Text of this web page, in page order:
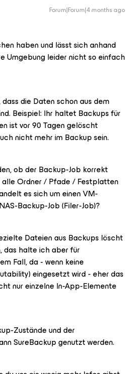
Forum|Forum|4 months ago
haben und lässt sich anhand
Umgebung leider nicht so einfach
die Daten schon aus dem
Beispiel: Ihr haltet Backups für
ist vor 90 Tagen gelöscht
nicht mehr im Backup sein.
ob der Backup-Job korrekt
Ordner / Pfade / Festplatten
es sich um einen VM-
Backup-Job (Filer-Job)?
Dateien aus Backups löscht
das halte ich aber für
Fall, da - wenn keine
eingesetzt wird - eher das
nur einzelne In-App-Elemente
Zustände und der
SureBackup genutzt werden.